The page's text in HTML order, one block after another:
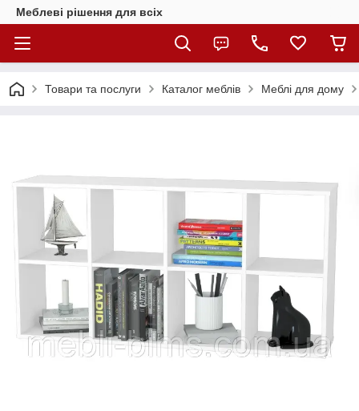
Меблеві рішення для всіх
Товари та послуги Каталог меблів Меблі для дому